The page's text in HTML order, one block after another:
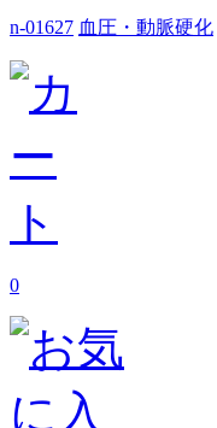
n-01627 血圧・動脈硬化
0